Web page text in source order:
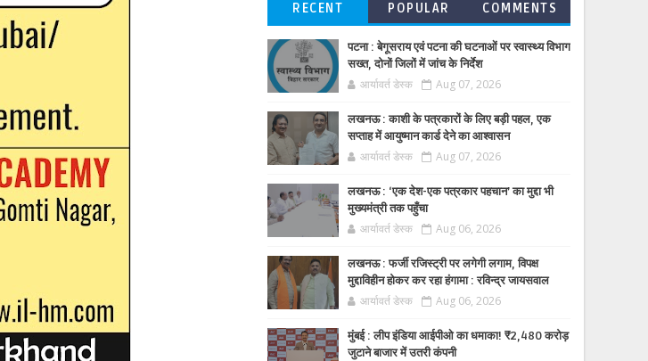
RECENT POPULAR COMMENTS
पटना : बेगूसराय एवं पटना की घटनाओं पर स्वास्थ्य विभाग
सख्त, दोनों जिलों में जांच के निर्देश
आर्यावर्त डेस्क Aug 07, 2026
लखनऊ : काशी के पत्रकारों के लिए बड़ी पहल, एक
सप्ताह में आयुष्मान कार्ड देने का आश्वासन
आर्यावर्त डेस्क Aug 07, 2026
लखनऊ : ‘एक देश-एक पत्रकार पहचान’ का मुद्दा भी
मुख्यमंत्री तक पहुँचा
आर्यावर्त डेस्क Aug 06, 2026
लखनऊ : फर्जी रजिस्ट्री पर लगेगी लगाम, विपक्ष
मुद्दाविहीन होकर कर रहा हंगामा : रविन्द्र जायसवाल
आर्यावर्त डेस्क Aug 06, 2026
मुंबई : लीप इंडिया आईपीओ का धमाका! ₹2,480 करोड़
जुटाने बाजार में उतरी कंपनी